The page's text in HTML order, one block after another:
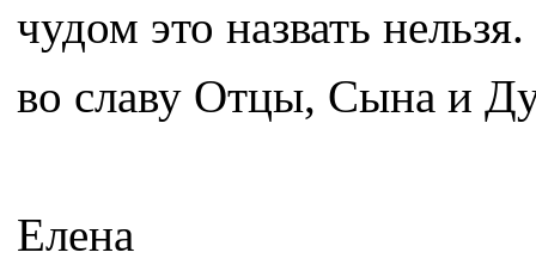
чудом это назвать
во славу Отцы, Сына и
Елена